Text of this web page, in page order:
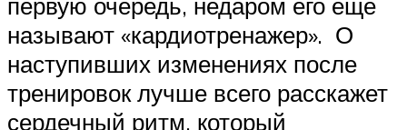
называют «кардиотренажер». О
наступивших изменениях после
тренировок лучше всего расскажет
сердечный ритм, который